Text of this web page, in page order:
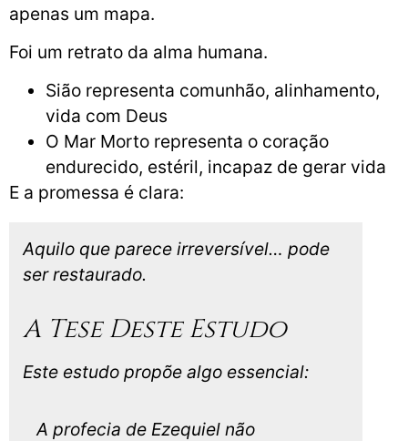
apenas um mapa.
Foi um retrato da alma humana.
Sião representa comunhão, alinhamento,
vida com Deus
O Mar Morto representa o coração
endurecido, estéril, incapaz de gerar vida
E a promessa é clara:
Aquilo que parece irreversível… pode
ser restaurado.
A Tese Deste Estudo
Este estudo propõe algo essencial:
A profecia de Ezequiel não